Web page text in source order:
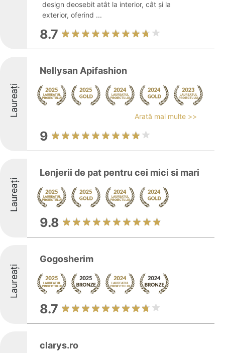
design deosebit atât la interior, cât și la
exterior, oferind ...
8.7
Laureați
Nellysan Apifashion
Arată mai multe >>
9
Laureați
Lenjerii de pat pentru cei mici si mari
9.8
Laureați
Gogosherim
8.7
clarys.ro